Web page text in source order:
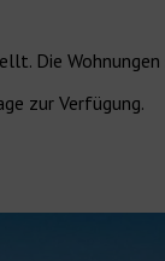
Die
zur Verfügung.